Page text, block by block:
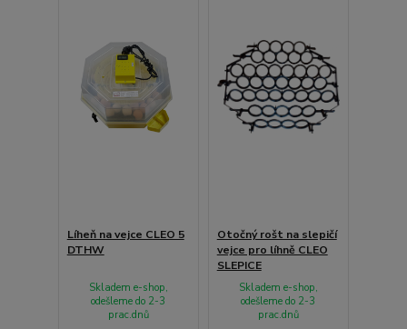
Líheň na vejce CLEO 5
DTHW
Skladem e-shop,
odešleme do 2-3
prac.dnů
Otočný rošt na slepičí
vejce pro líhně CLEO
SLEPICE
Skladem e-shop,
odešleme do 2-3
prac.dnů